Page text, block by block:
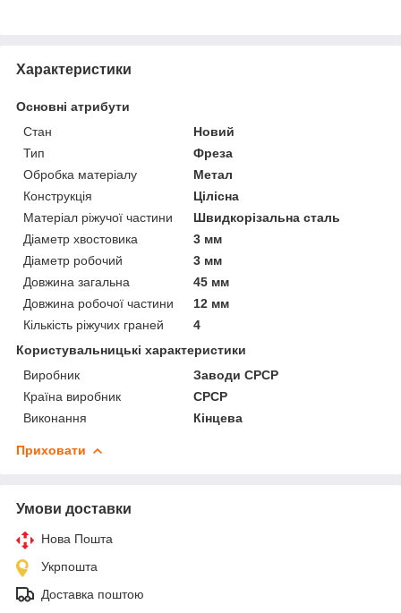
Характеристики
Основні атрибути
Стан
Новий
Тип
Фреза
Обробка матеріалу
Метал
Конструкція
Цілісна
Матеріал ріжучої частини
Швидкорізальна сталь
Діаметр хвостовика
3 мм
Діаметр робочий
3 мм
Довжина загальна
45 мм
Довжина робочої частини
12 мм
Кількість ріжучих граней
4
Користувальницькі характеристики
Виробник
Заводи СРСР
Країна виробник
СРСР
Виконання
Кінцева
Приховати
Умови доставки
Нова Пошта
Укрпошта
Доставка поштою